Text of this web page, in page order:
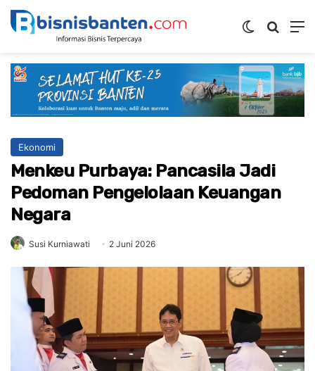
Switch skin
Ekonomi
Menkeu Purbaya: Pancasila Jadi
Pedoman Pengelolaan Keuangan
Negara
Susi Kurniawati 2 Juni 2026